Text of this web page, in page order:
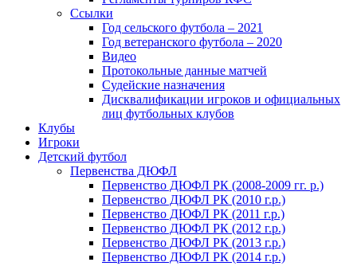
Ссылки
Год сельского футбола – 2021
Год ветеранского футбола – 2020
Видео
Протокольные данные матчей
Судейские назначения
Дисквалификации игроков и официальных
лиц футбольных клубов
Клубы
Игроки
Детский футбол
Первенства ДЮФЛ
Первенство ДЮФЛ РК (2008-2009 гг. р.)
Первенство ДЮФЛ РК (2010 г.р.)
Первенство ДЮФЛ РК (2011 г.р.)
Первенство ДЮФЛ РК (2012 г.р.)
Первенство ДЮФЛ РК (2013 г.р.)
Первенство ДЮФЛ РК (2014 г.р.)